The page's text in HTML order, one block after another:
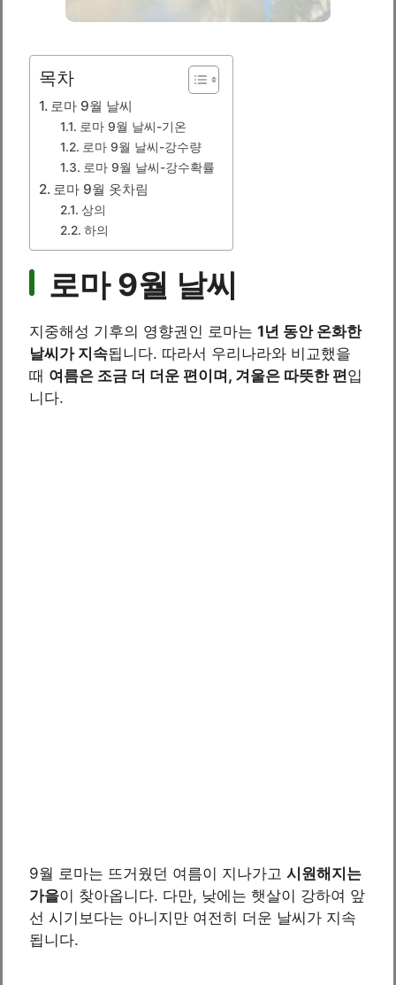
목차
로마 9월 날씨
로마 9월 날씨-기온
로마 9월 날씨-강수량
로마 9월 날씨-강수확률
로마 9월 옷차림
상의
하의
로마 9월 날씨
지중해성 기후의 영향권인 로마는 1년 동안 온화한
날씨가 지속됩니다. 따라서 우리나라와 비교했을
때 여름은 조금 더 더운 편이며, 겨울은 따뜻한 편입
니다.
9월 로마는 뜨거웠던 여름이 지나가고 시원해지는
가을이 찾아옵니다. 다만, 낮에는 햇살이 강하여 앞
선 시기보다는 아니지만 여전히 더운 날씨가 지속
됩니다.